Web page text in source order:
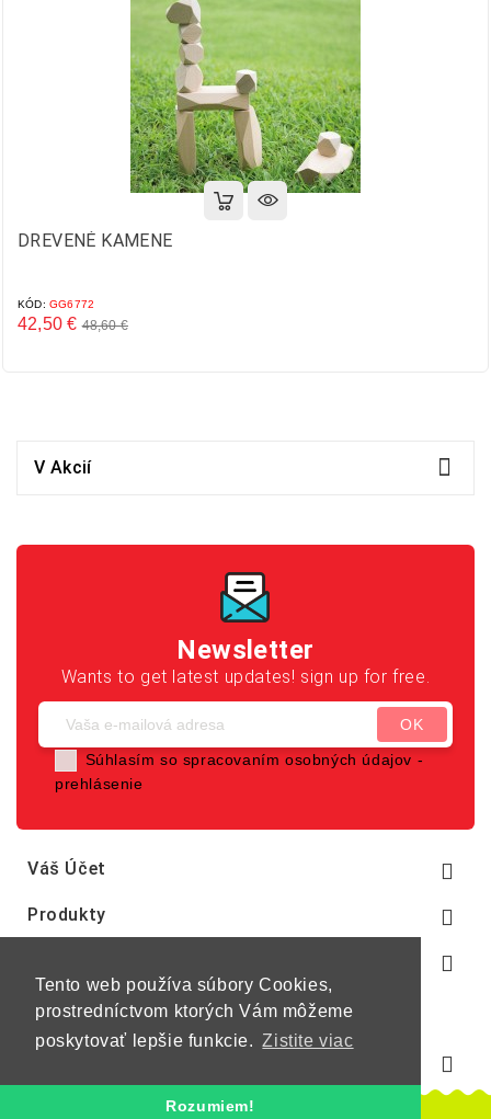
Tento web používa súbory Cookies,
prostredníctvom ktorých Vám môžeme
poskytovať lepšie funkcie. Zistite viac
Rozumiem!
DREVENÉ KAMENE
KÓD: GG6772
42,50 € 48,60 €
V Akcií 
Newsletter
Wants to get latest updates! sign up for free.
Súhlasím so spracovaním osobných údajov -
prehlásenie
Váš Účet 
Produkty 

